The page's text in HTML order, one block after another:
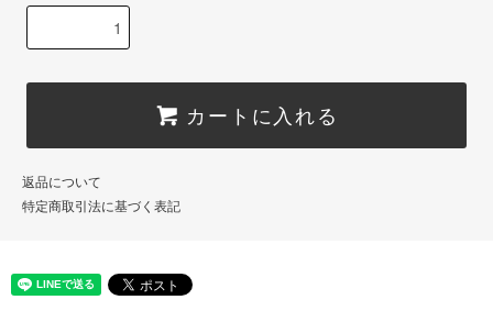
カートに入れる
返品について
特定商取引法に基づく表記